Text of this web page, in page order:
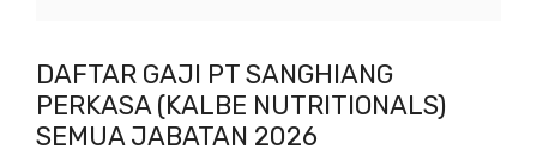
DAFTAR GAJI PT SANGHIANG
PERKASA (KALBE NUTRITIONALS)
SEMUA JABATAN 2026